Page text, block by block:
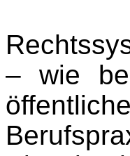
– wie